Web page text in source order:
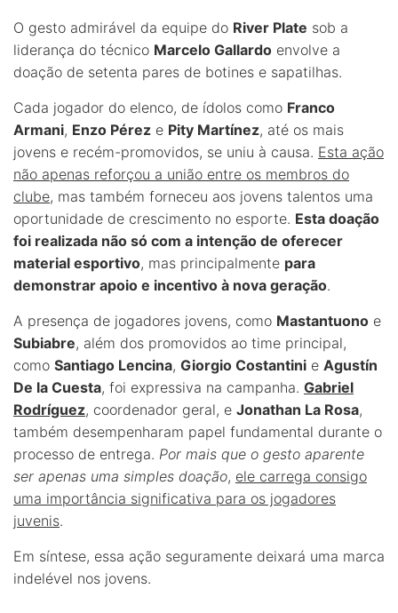
O gesto admirável da equipe do River Plate sob a
liderança do técnico Marcelo Gallardo envolve a
doação de setenta pares de botines e sapatilhas.
Cada jogador do elenco, de ídolos como Franco
Armani, Enzo Pérez e Pity Martínez, até os mais
jovens e recém-promovidos, se uniu à causa. Esta ação
não apenas reforçou a união entre os membros do
clube, mas também forneceu aos jovens talentos uma
oportunidade de crescimento no esporte. Esta doação
foi realizada não só com a intenção de oferecer
material esportivo, mas principalmente para
demonstrar apoio e incentivo à nova geração.
A presença de jogadores jovens, como Mastantuono e
Subiabre, além dos promovidos ao time principal,
como Santiago Lencina, Giorgio Costantini e Agustín
De la Cuesta, foi expressiva na campanha. Gabriel
Rodríguez, coordenador geral, e Jonathan La Rosa,
também desempenharam papel fundamental durante o
processo de entrega. Por mais que o gesto aparente
ser apenas uma simples doação, ele carrega consigo
uma importância significativa para os jogadores
juvenis.
Em síntese, essa ação seguramente deixará uma marca
indelével nos jovens.